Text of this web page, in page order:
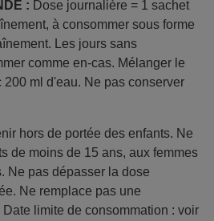
: Dose journalière = 1 sachet
à consommer sous forme
Les jours sans
comme en-cas. Mélanger le
ml d'eau. Ne pas conserver
hors de portée des enfants. Ne
de moins de 15 ans, aux femmes
Ne pas dépasser la dose
Ne remplace pas une
limite de consommation : voir